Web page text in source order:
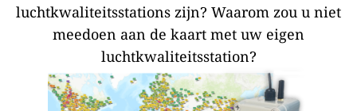
luchtkwaliteitsstations zijn? Waarom zou u niet
meedoen aan de kaart met uw eigen
luchtkwaliteitsstation?